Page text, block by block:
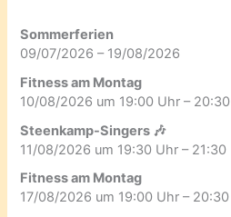
Sommerferien
09/07/2026 – 19/08/2026
Fitness am Montag
10/08/2026 um 19:00 Uhr – 20:30
Steenkamp-Singers 🎶
11/08/2026 um 19:30 Uhr – 21:30
Fitness am Montag
17/08/2026 um 19:00 Uhr – 20:30